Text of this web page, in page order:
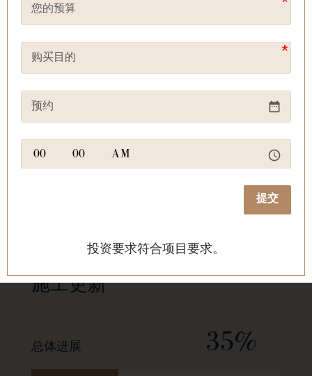
date_range
access_time
提交
投资要求符合项目要求。
施工更新
总体进展 35%